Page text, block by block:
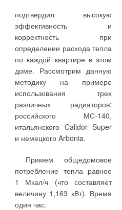
подтвердил высокую
эффективность и
корректность при
определении расхода тепла
по каждой квартире в этом
доме. Рассмотрим данную
методику на примере
использования трех
различных радиаторов:
российского МС-140,
итальянского Calidor Super
и немецкого Arbonia.
Примем общедомовое
потребление тепла равное
1 Мкал/ч (что составляет
величину 1,163 кВт). Время
один час.